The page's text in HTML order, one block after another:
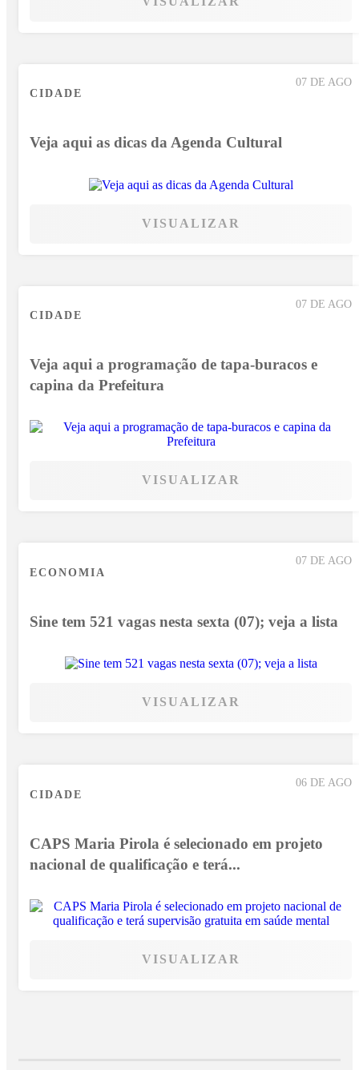
07 DE AGO
CIDADE
Veja aqui as dicas da Agenda Cultural
VISUALIZAR
07 DE AGO
CIDADE
Veja aqui a programação de tapa-buracos e
capina da Prefeitura
VISUALIZAR
07 DE AGO
ECONOMIA
Sine tem 521 vagas nesta sexta (07); veja a lista
VISUALIZAR
06 DE AGO
CIDADE
CAPS Maria Pirola é selecionado em projeto
nacional de qualificação e terá...
VISUALIZAR